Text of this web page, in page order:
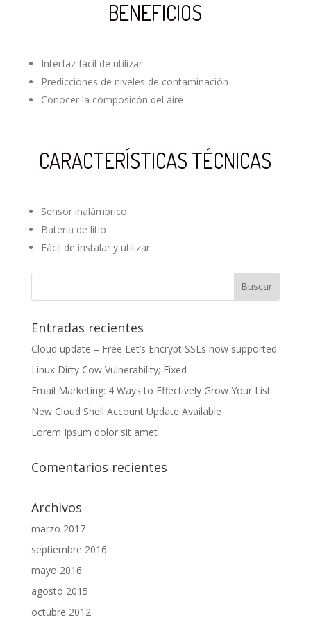
BENEFICIOS
Interfaz fácil de utilizar
Predicciones de niveles de contaminación
Conocer la composicón del aire
CARACTERÍSTICAS TÉCNICAS
Sensor inalámbrico
Batería de litio
Fácil de instalar y utilizar
Entradas recientes
Cloud update – Free Let’s Encrypt SSLs now supported
Linux Dirty Cow Vulnerability; Fixed
Email Marketing: 4 Ways to Effectively Grow Your List
New Cloud Shell Account Update Available
Lorem Ipsum dolor sit amet
Comentarios recientes
Archivos
marzo 2017
septiembre 2016
mayo 2016
agosto 2015
octubre 2012